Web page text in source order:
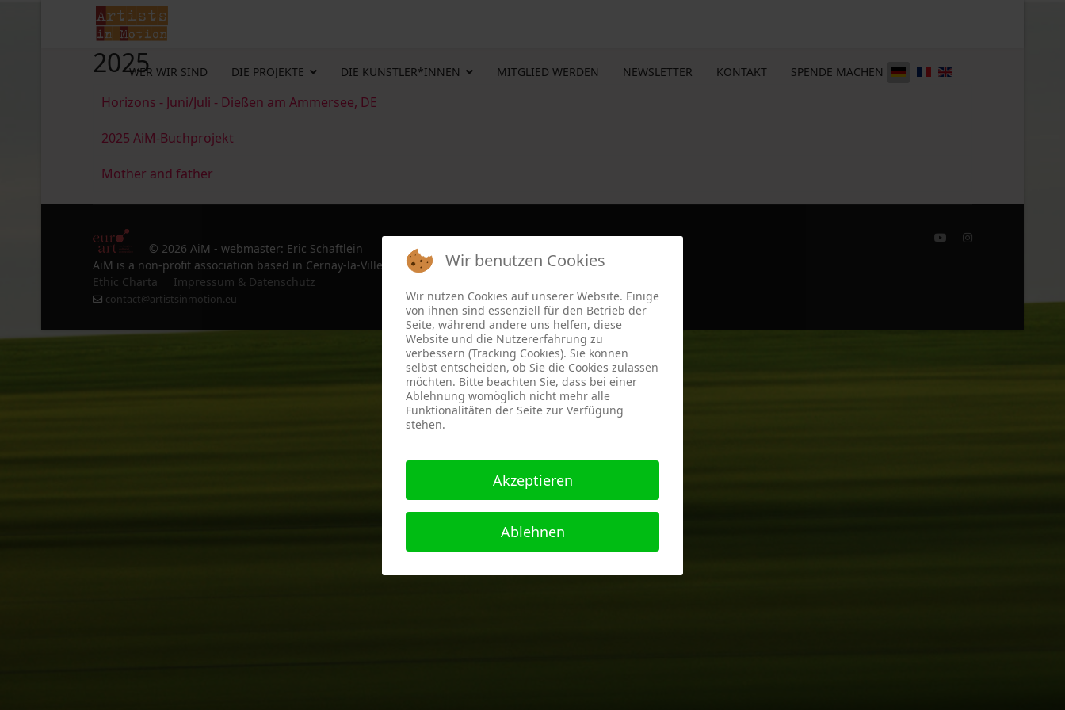
WER WIR SIND DIE PROJEKTE DIE KUNSTLER*INNEN MITGLIED WERDEN NEWSLETTER KONTAKT SPENDE MACHEN
2025
Horizons - Juni/Juli - Dießen am Ammersee, DE
2025 AiM-Buchprojekt
Mother and father
© 2026 AiM - webmaster: Eric Schaftlein
AiM is a non-profit association based in Cernay-la-Ville, France since 2022
Ethic Charta
Impressum & Datenschutz
contact@artistsinmotion.eu
Wir benutzen Cookies
Wir nutzen Cookies auf unserer Website. Einige
von ihnen sind essenziell für den Betrieb der
Seite, während andere uns helfen, diese
Website und die Nutzererfahrung zu
verbessern (Tracking Cookies). Sie können
selbst entscheiden, ob Sie die Cookies zulassen
möchten. Bitte beachten Sie, dass bei einer
Ablehnung womöglich nicht mehr alle
Funktionalitäten der Seite zur Verfügung
stehen.
Akzeptieren
Ablehnen